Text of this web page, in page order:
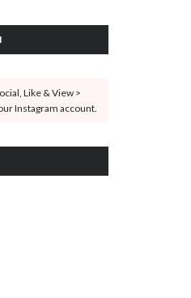
Like & View >
Instagram account.